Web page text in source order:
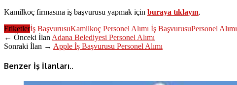
Kamilkoç firmasına iş başvurusu yapmak için buraya tıklayın.
Etiketlerİş BaşvurusuKamilkoç Personel Alımı İş BaşvurusuPersonel Alımı
← Önceki İlan Adana Belediyesi Personel Alımı
Sonraki İlan → Apple İş Başvurusu Personel Alımı
Benzer İş İlanları..